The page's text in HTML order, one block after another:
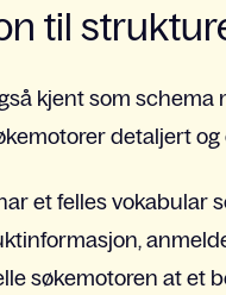
til
kjent som schema
detaljert
et felles vokabular
søkemotoren at et